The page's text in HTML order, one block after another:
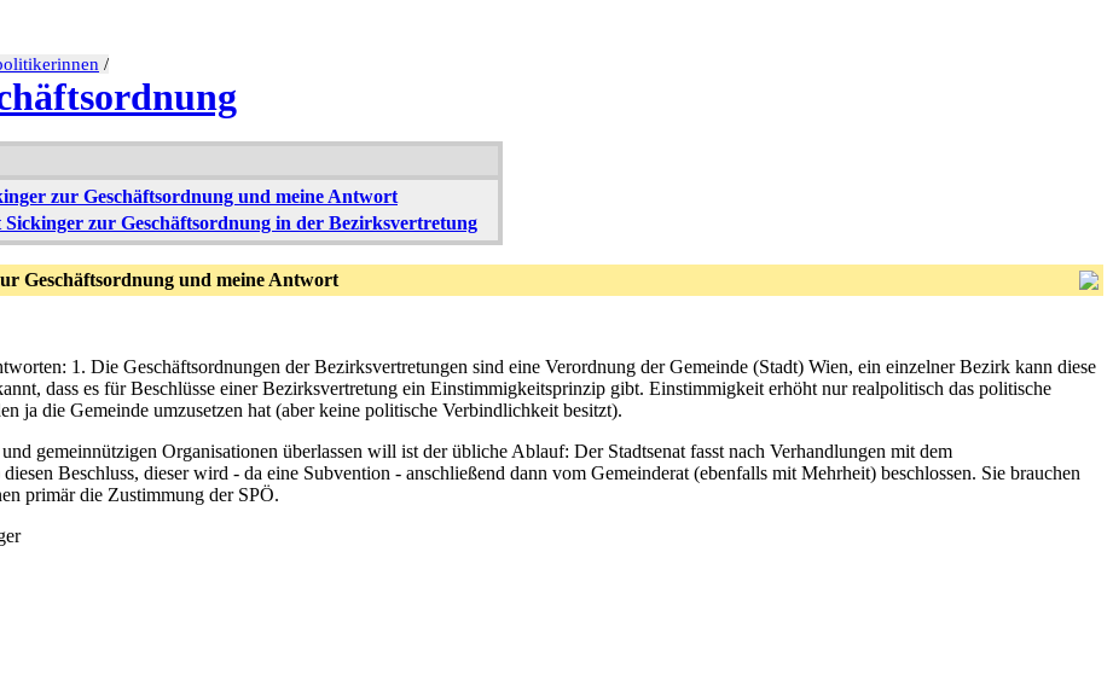
/
zur Geschäftsordnung und meine Antwort
zur Geschäftsordnung in der Bezirksvertretung
Geschäftsordnung und meine Antwort
1. Die Geschäftsordnungen der Bezirksvertretungen sind eine Verordnung der Gemeinde (Stadt) Wien, ein einzelner Bezirk kann diese
dass es für Beschlüsse einer Bezirksvertretung ein Einstimmigkeitsprinzip gibt. Einstimmigkeit erhöht nur realpolitisch das politische
ja die Gemeinde umzusetzen hat (aber keine politische Verbindlichkeit besitzt).
gemeinnützigen Organisationen überlassen will ist der übliche Ablauf: Der Stadtsenat fasst nach Verhandlungen mit dem
Beschluss, dieser wird - da eine Subvention - anschließend dann vom Gemeinderat (ebenfalls mit Mehrheit) beschlossen. Sie brauchen
primär die Zustimmung der SPÖ.